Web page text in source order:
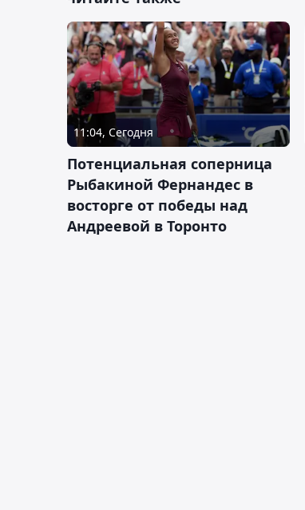
11:04, Сегодня
Потенциальная соперница
Рыбакиной Фернандес в
восторге от победы над
Андреевой в Торонто